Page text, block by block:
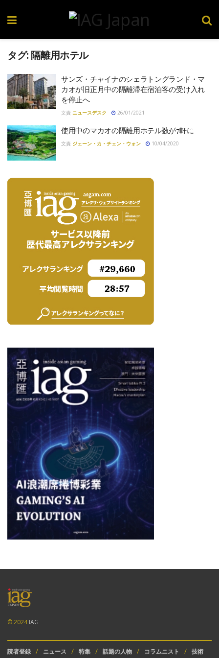
タグ: 隔離用ホテル
サンズ・チャイナのシェラトングランド・マ
カオが旧正月中の隔離滞在宿泊客の受け入れ
を停止へ
文責 ニュースデスク 26/01/2021
使用中のマカオの隔離用ホテル数が7軒に
文責 ジェーン・カ・チェン・ウォン 10/04/2020
© 2024IAG
読者登録 ニュース 特集 話題の人物 コラムニスト 技術